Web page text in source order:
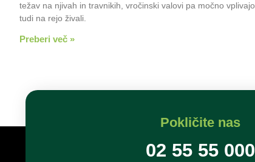
težav na njivah in travnikih, vročinski valovi pa močno vplivajo
tudi na rejo živali.
Preberi več »
Pokličite nas
02 55 55 000